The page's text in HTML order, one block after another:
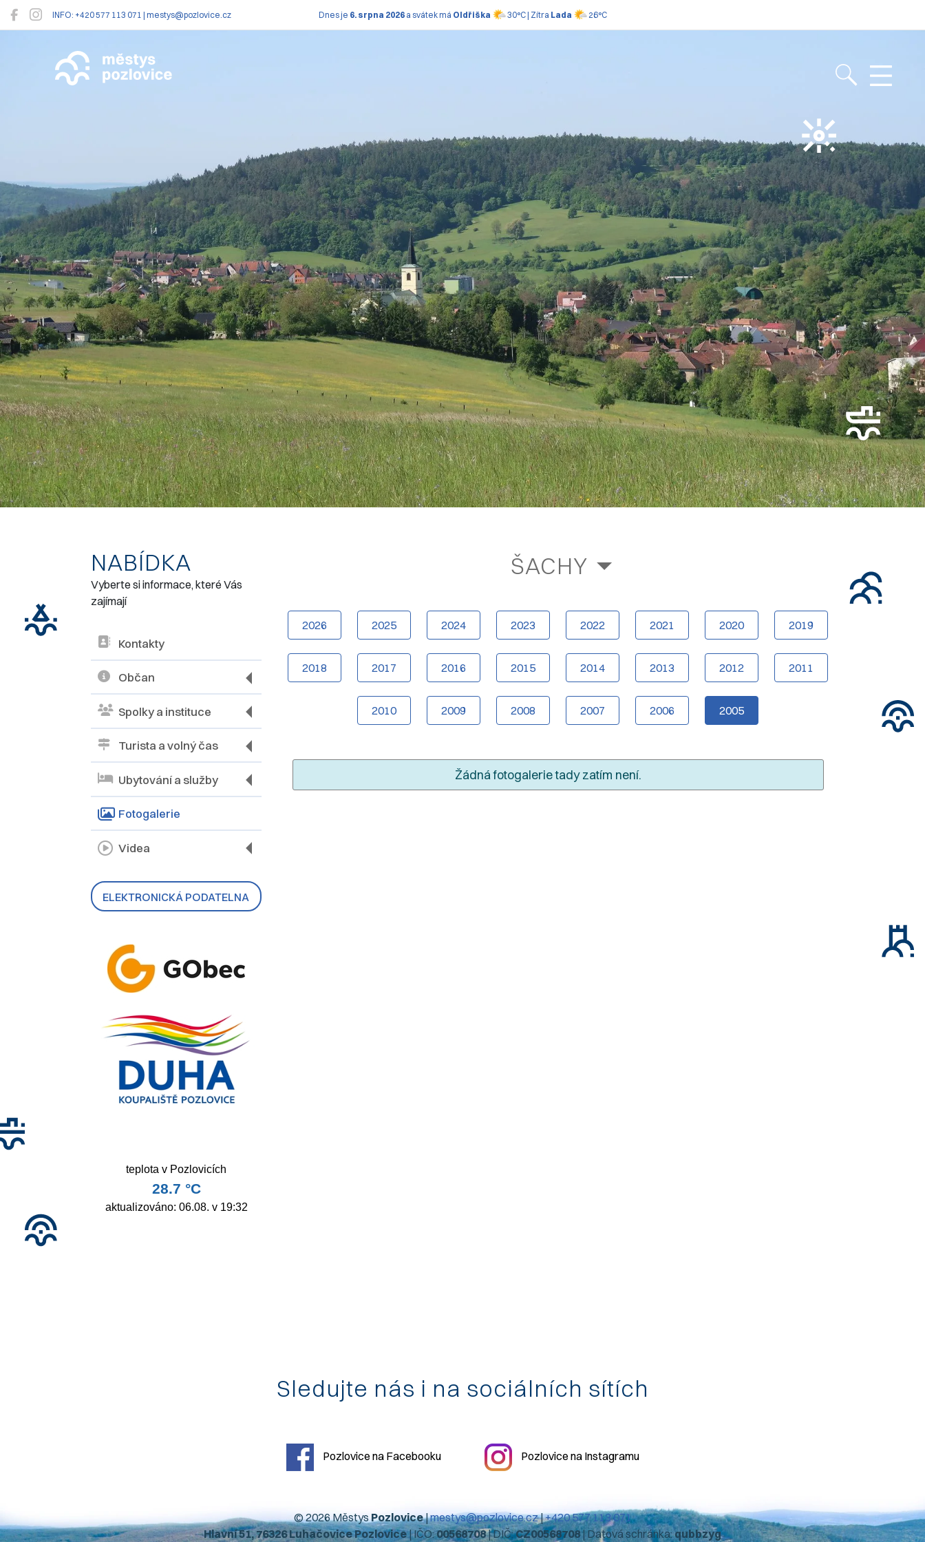
INFO: +420 577 113 071 | mestys@pozlovice.cz Dnes je 6. srpna 2026a svátek má Oldřiška 30°C | Zítra Lada 26°C
Pozlovice
NABÍDKA
Vyberte si informace, které Vás
zajímají
Kontakty
Občan
Spolky a instituce
Turista a volný čas
Ubytování a služby
Fotogalerie
Videa
ELEKTRONICKÁ PODATELNA
ŠACHY
2026 2025 2024 2023 2022 2021 2020 2019
2018 2017 2016 2015 2014 2013 2012 2011
2010 2009 2008 2007 2006 2005
Žádná fotogalerie tady zatím není.
Sledujte nás i na sociálních sítích
Pozlovice na Facebooku Pozlovice na Instagramu
© 2026 MěstysPozlovice|mestys@pozlovice.cz|+420 577 113 071
Hlavní 51, 76326 Luhačovice Pozlovice| IČO:00568708| DIČ:CZ00568708| Datová schránka:qubbzyg